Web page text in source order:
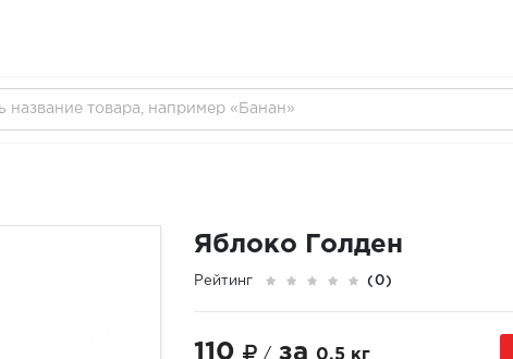
Яблоко Голден
Рейтинг (0)
110 /за 0.5 кг